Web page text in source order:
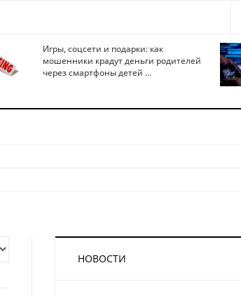
Игры, соцсети и подарки: как
мошенники крадут деньги родителей
через смартфоны детей ...
НОВОСТИ